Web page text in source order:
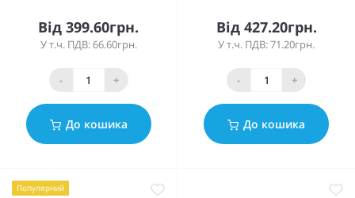
Від 399.60грн.
У т.ч. ПДВ: 66.60грн.
- +
До кошика
Від 427.20грн.
У т.ч. ПДВ: 71.20грн.
- +
До кошика
Популярний